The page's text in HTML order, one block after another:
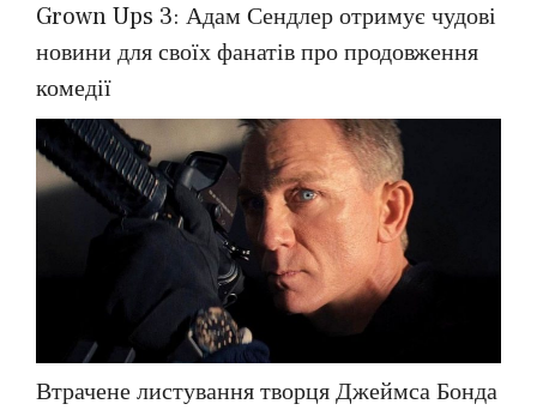
Grown Ups 3: Адам Сендлер отримує чудові
новини для своїх фанатів про продовження
комедії
Втрачене листування творця Джеймса Бонда